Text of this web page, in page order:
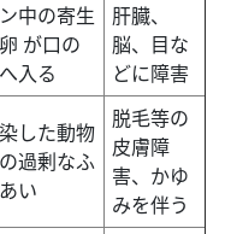
中の寄生
が口の
入る
肝臓、
脳、目な
どに障害
した動物
過剰なふ
い
脱毛等の
皮膚障
害、かゆ
みを伴う